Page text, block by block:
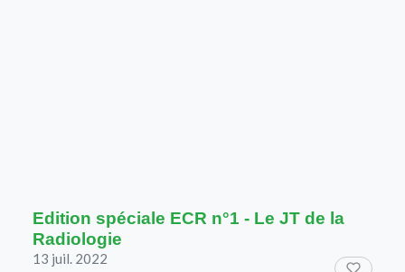
Edition spéciale ECR n°1 - Le JT de la
Radiologie
13 juil. 2022